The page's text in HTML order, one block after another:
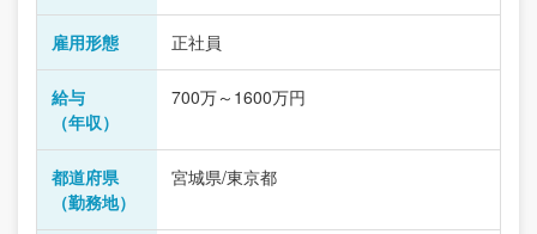
雇用形態 正社員
給与
（年収）
700万～1600万円
都道府県
（勤務地）
宮城県/東京都